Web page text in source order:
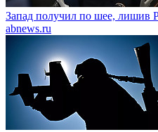
Запад получил по шее, лишив
abnews.ru